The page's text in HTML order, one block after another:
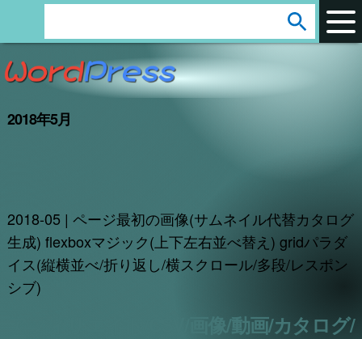
2018年5月
2018-05 | ページ最初の画像(サムネイル代替カタログ
生成) flexboxマジック(上下左右並べ替え) gridパラダ
イス(縦横並べ/折り返し/横スクロール/多段/レスポン
シブ)
アフィリエイト/CSV/画像/動画/カタログ/
e
a
c
arrow_circle_down